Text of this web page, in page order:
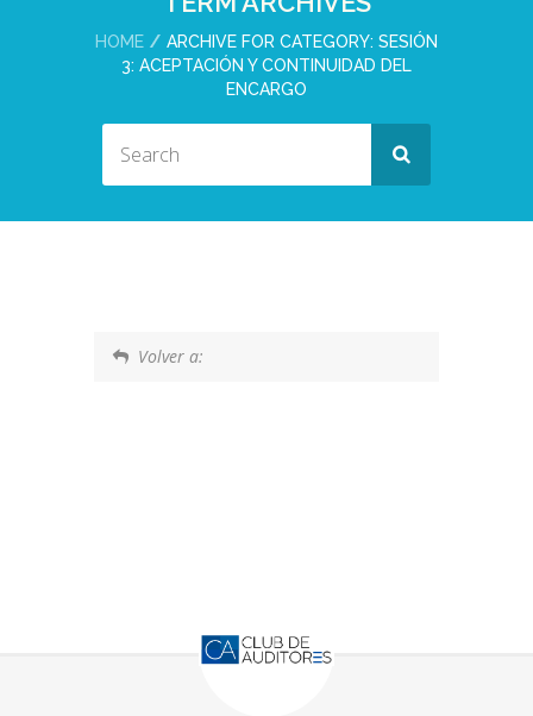
HOME
ARCHIVE FOR CATEGORY: SESIÓN
3: ACEPTACIÓN Y CONTINUIDAD DEL
ENCARGO
Volver a: